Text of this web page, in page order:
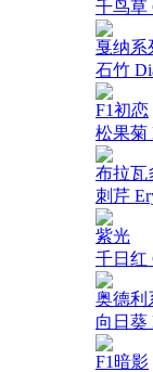
千鸟草
戛纳系
石竹
F1初恋
松果菊
布拉瓦
刺芹
紫光
千日红
奥德利
向日葵
F1暗影